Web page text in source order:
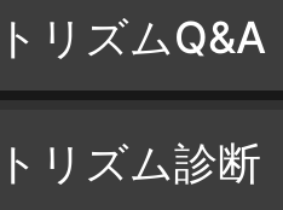
リズムQ&A
リズム診断